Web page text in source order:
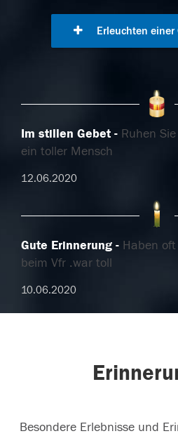
Erleuchten einer
Im stillen Gebet
Ruhen
ein toller Mensch
12.06.2020
Gute Erinnerung
Haben
beim Vfr .war toll
10.06.2020
Besondere Erlebnisse und